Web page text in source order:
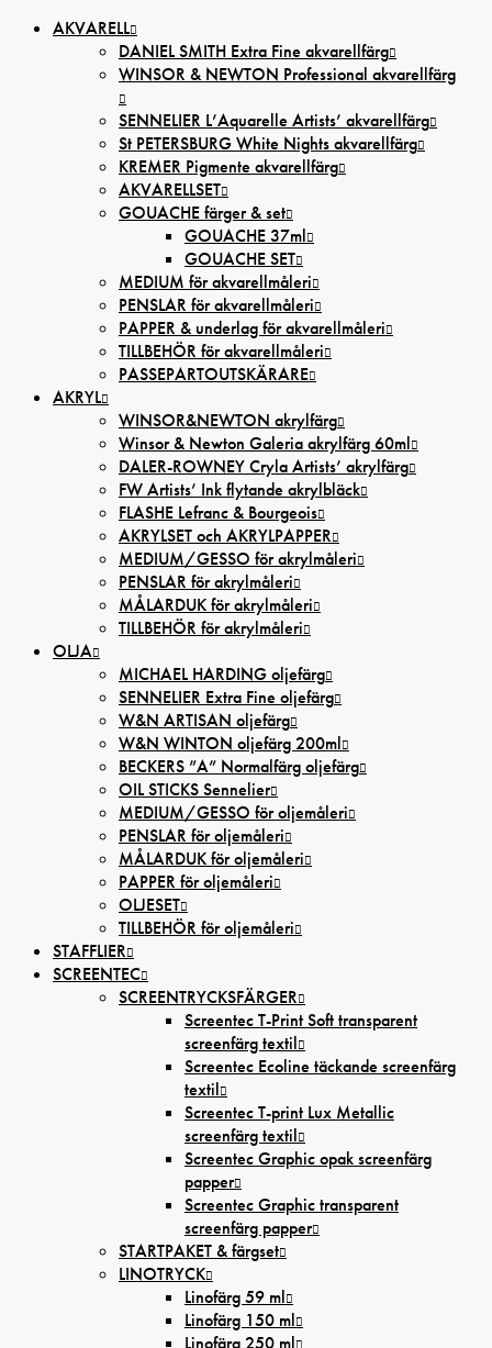
AKVARELL
DANIEL SMITH Extra Fine akvarellfärg
WINSOR & NEWTON Professional akvarellfärg
SENNELIER L’Aquarelle Artists’ akvarellfärg
St PETERSBURG White Nights akvarellfärg
KREMER Pigmente akvarellfärg
AKVARELLSET
GOUACHE färger & set
GOUACHE 37ml
GOUACHE SET
MEDIUM för akvarellmåleri
PENSLAR för akvarellmåleri
PAPPER & underlag för akvarellmåleri
TILLBEHÖR för akvarellmåleri
PASSEPARTOUTSKÄRARE
AKRYL
WINSOR&NEWTON akrylfärg
Winsor & Newton Galeria akrylfärg 60ml
DALER-ROWNEY Cryla Artists’ akrylfärg
FW Artists’ Ink flytande akrylbläck
FLASHE Lefranc & Bourgeois
AKRYLSET och AKRYLPAPPER
MEDIUM/GESSO för akrylmåleri
PENSLAR för akrylmåleri
MÅLARDUK för akrylmåleri
TILLBEHÖR för akrylmåleri
OLJA
MICHAEL HARDING oljefärg
SENNELIER Extra Fine oljefärg
W&N ARTISAN oljefärg
W&N WINTON oljefärg 200ml
BECKERS ”A” Normalfärg oljefärg
OIL STICKS Sennelier
MEDIUM/GESSO för oljemåleri
PENSLAR för oljemåleri
MÅLARDUK för oljemåleri
PAPPER för oljemåleri
OLJESET
TILLBEHÖR för oljemåleri
STAFFLIER
SCREENTEC
SCREENTRYCKSFÄRGER
Screentec T-Print Soft transparent
screenfärg textil
Screentec Ecoline täckande screenfärg
textil
Screentec T-print Lux Metallic
screenfärg textil
Screentec Graphic opak screenfärg
papper
Screentec Graphic transparent
screenfärg papper
STARTPAKET & färgset
LINOTRYCK
Linofärg 59 ml
Linofärg 150 ml
Linofärg 250 ml